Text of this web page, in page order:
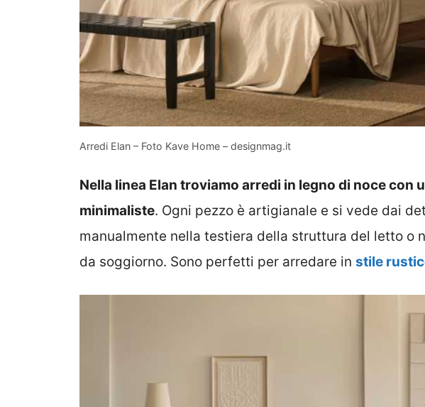
Arredi Elan – Foto Kave Home – designmag.it
Nella linea Elan troviamo arredi in legno di noce con
minimaliste. Ogni pezzo è artigianale e si vede dai
manualmente nella testiera della struttura del letto o
da soggiorno. Sono perfetti per arredare in stile